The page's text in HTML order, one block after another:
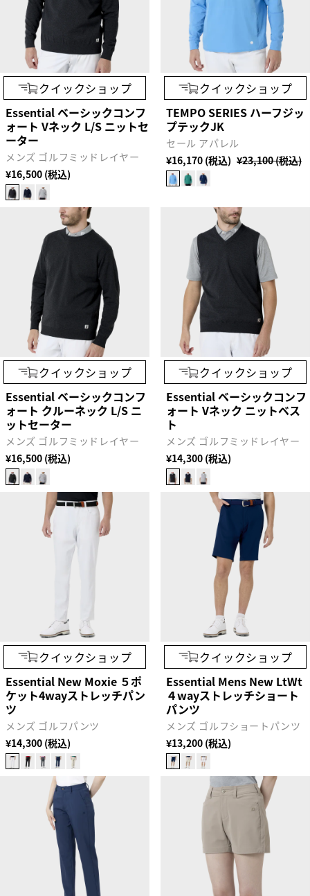
クイックショップ
Essential ベーシックコンフ
ォート Vネック L/S ニットセ
ーター
メンズ ゴルフミッドレイヤー
¥16,500 (税込)
クイックショップ
TEMPO SERIES ハーフジッ
プテックJK
セール アパレル
¥23,100 (税込)
¥16,170 (税込)
クイックショップ
Essential ベーシックコンフ
ォート クルーネック L/S ニ
ットセーター
メンズ ゴルフミッドレイヤー
¥16,500 (税込)
クイックショップ
Essential ベーシックコンフ
ォート Vネック ニットベス
ト
メンズ ゴルフミッドレイヤー
¥14,300 (税込)
クイックショップ
Essential New Moxie ５ポ
ケット4wayストレッチパン
ツ
メンズ ゴルフパンツ
¥14,300 (税込)
クイックショップ
Essential Mens New LtWt
４wayストレッチショート
パンツ
メンズ ゴルフショートパンツ
¥13,200 (税込)